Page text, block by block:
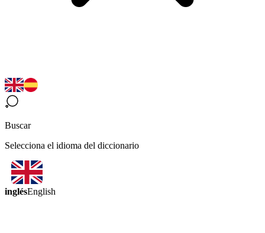
Buscar
Selecciona el idioma del diccionario
inglésEnglish